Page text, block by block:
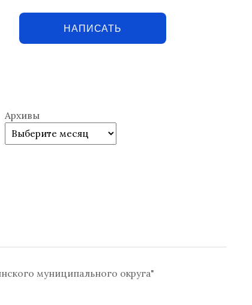
НАПИСАТЬ
Архивы
муниципального округа"